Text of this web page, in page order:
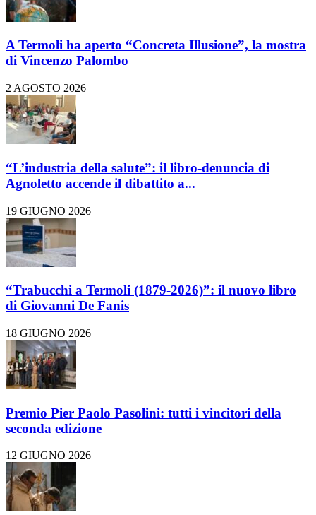
A Termoli ha aperto “Concreta Illusione”, la mostra
di Vincenzo Palombo
2 AGOSTO 2026
“L’industria della salute”: il libro-denuncia di
Agnoletto accende il dibattito a...
19 GIUGNO 2026
“Trabucchi a Termoli (1879-2026)”: il nuovo libro
di Giovanni De Fanis
18 GIUGNO 2026
Premio Pier Paolo Pasolini: tutti i vincitori della
seconda edizione
12 GIUGNO 2026